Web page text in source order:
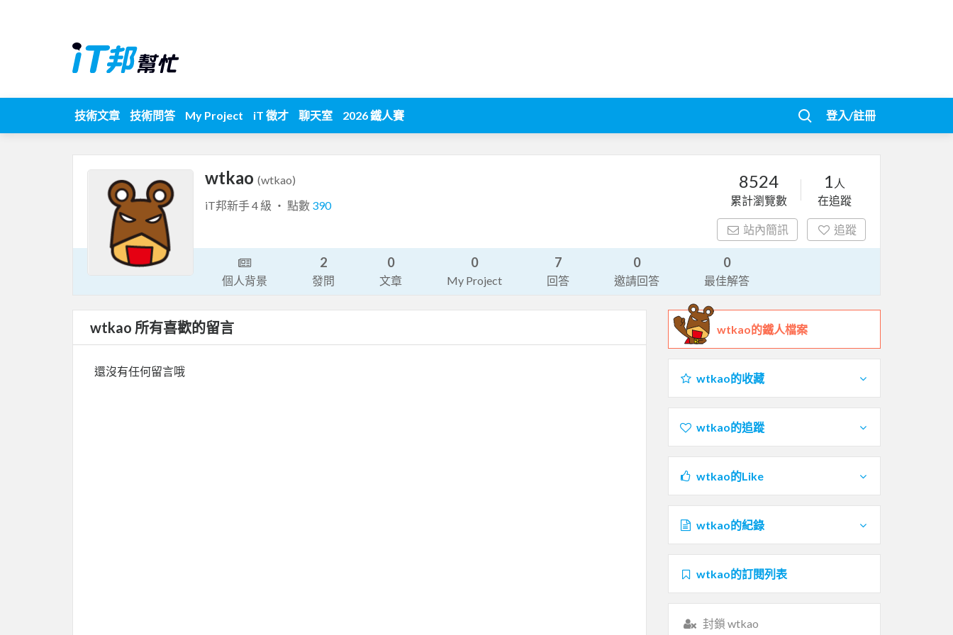
技術文章 技術問答 My Project iT 徵才 聊天室 2026 鐵人賽 登入/註冊
wtkao (wtkao)
iT邦新手 4 級 ‧ 點數 390
8524
累計瀏覽數
1 人
在追蹤
站內簡訊 追蹤
個人背景
2
發問
0
文章
0
My Project
7
回答
0
邀請回答
0
最佳解答
wtkao 所有喜歡的留言
還沒有任何留言哦
wtkao的鐵人檔案
wtkao的收藏
wtkao的追蹤
wtkao的Like
wtkao的紀錄
wtkao的訂閱列表
封鎖 wtkao